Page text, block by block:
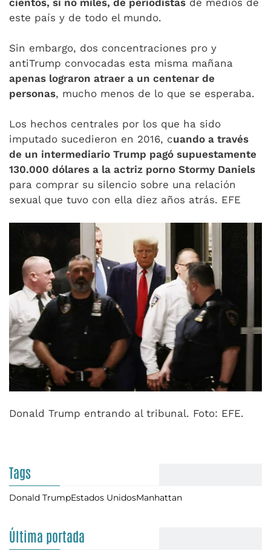
cientos, si no miles, de periodistas de medios de
este país y de todo el mundo.
Sin embargo, dos concentraciones pro y
antiTrump convocadas esta misma mañana
apenas lograron atraer a un centenar de
personas, mucho menos de lo que se esperaba.
Los hechos centrales por los que ha sido
imputado sucedieron en 2016, cuando a través
de un intermediario Trump pagó supuestamente
130.000 dólares a la actriz porno Stormy Daniels
para comprar su silencio sobre una relación
sexual que tuvo con ella diez años atrás. EFE
Donald Trump entrando al tribunal. Foto: EFE.
Tags
Donald TrumpEstados UnidosManhattan
Última portada